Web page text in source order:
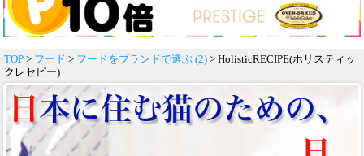
TOP > フード > フードをブランドで選ぶ (2) > HolisticRECIPE(ホリスティッ
クレセピー)